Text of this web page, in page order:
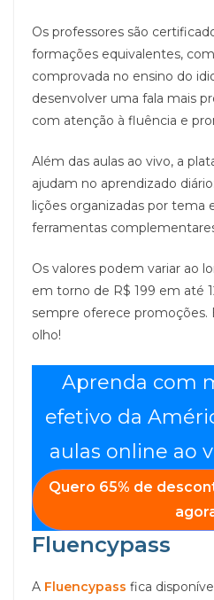
Os professores são
formações equivalentes,
comprovada no ensino do
desenvolver uma fala mais
com atenção à fluência e
Além das aulas ao vivo, a
ajudam no aprendizado
lições organizadas por tema
ferramentas
Os valores podem variar ao
em torno de R$ 199 em até
sempre oferece promoções.
olho!
Aprenda com
efetivo da
aulas online ao
Quero 65% de
Fluencypass
A Fluencypass fica